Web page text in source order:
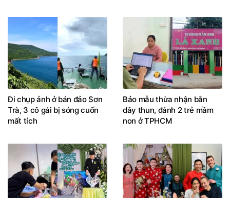
Đi chụp ảnh ở bán đảo Sơn
Trà, 3 cô gái bị sóng cuốn
mất tích
Bảo mẫu thừa nhận bắn
dây thun, đánh 2 trẻ mầm
non ở TPHCM